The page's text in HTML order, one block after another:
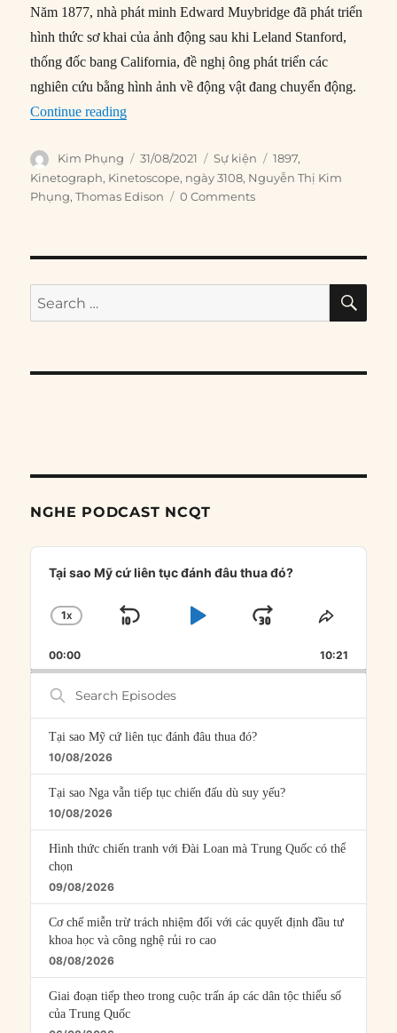
Năm 1877, nhà phát minh Edward Muybridge đã phát triển
hình thức sơ khai của ảnh động sau khi Leland Stanford,
thống đốc bang California, đề nghị ông phát triển các
nghiên cứu bằng hình ảnh về động vật đang chuyển động.
Continue reading“31/08/1897: Thomas Edison nhận bằng sáng
Author
Kim Phụng
Posted
on
31/08/2021 Categories
Sự kiện Tags
1897,
Kinetograph, Kinetoscope, ngày 3108, Nguyễn Thị Kim
Phụng,Thomas Edison 0 Comments
Search
for:
NGHE PODCAST NCQT
Audio
Player
Tại sao Mỹ cứ liên tục đánh đâu thua đó?
CHANGE
RATE
1X
SKIP
PLAYJUMP
FORWARD
SHARE
00:00 10:21
Search
Episodes
Tại sao Mỹ cứ liên tục đánh đâu thua đó?
10/08/2026
Tại sao Nga vẫn tiếp tục chiến đấu dù suy yếu?
10/08/2026
Hình thức chiến tranh với Đài Loan mà Trung Quốc có thể
chọn
09/08/2026
Cơ chế miễn trừ trách nhiệm đối với các quyết định đầu tư
khoa học và công nghệ rủi ro cao
08/08/2026
Giai đoạn tiếp theo trong cuộc trấn áp các dân tộc thiểu số
của Trung Quốc